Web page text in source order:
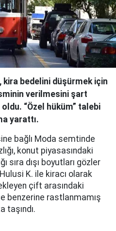
kira bedelini düşürmek için
verilmesini şart
“Özel hüküm” talebi
yarattı.
bağlı Moda semtinde
konut piyasasındaki
sıra dışı boyutları gözler
K. ile kiracı olarak
çift arasındaki
benzerine rastlanmamış
taşındı.